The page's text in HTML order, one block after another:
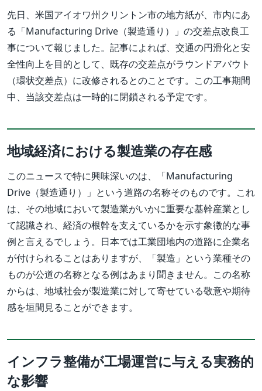
先日、米国アイオワ州クリントン市の地方紙が、市内にあ
る「Manufacturing Drive（製造通り）」の交差点改良工
事について報じました。記事によれば、交通の円滑化と安
全性向上を目的として、既存の交差点がラウンドアバウト
（環状交差点）に改修されるとのことです。この工事期間
中、当該交差点は一時的に閉鎖される予定です。
地域経済における製造業の存在感
このニュースで特に興味深いのは、「Manufacturing
Drive（製造通り）」という道路の名称そのものです。これ
は、その地域において製造業がいかに重要な基幹産業とし
て認識され、経済の根幹を支えているかを示す象徴的な事
例と言えるでしょう。日本では工業団地内の道路に企業名
が付けられることはありますが、「製造」という業種その
ものが公道の名称となる例はあまり聞きません。この名称
からは、地域社会が製造業に対して寄せている敬意や期待
感を垣間見ることができます。
インフラ整備が工場運営に与える実務的
な影響